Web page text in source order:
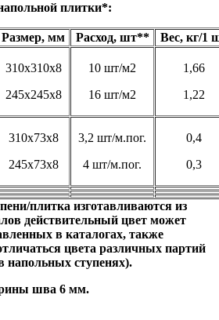
плитки*:
Размер, мм Расход, шт** Вес, кг/1
310х310х8
245х245х8
10 шт/м2
16 шт/м2
1,66
1,22
310х73х8
245х73х8
3,2 шт/м.пог.
4 шт/м.пог.
0,4
0,3
плитка изготавливаются из
действительный цвет может
в каталогах, также
цвета различных партий
напольных ступенях).
шва 6 мм.